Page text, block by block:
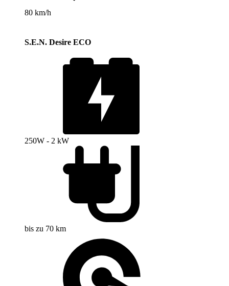
80 km/h
S.E.N. Desire ECO
250W - 2 kW
bis zu 70 km